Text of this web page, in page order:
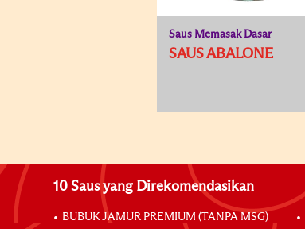
Saus Memasak Dasar
SAUS ABALONE
10 Saus yang Direkomendasikan
BUBUK JAMUR PREMIUM (TANPA MSG)